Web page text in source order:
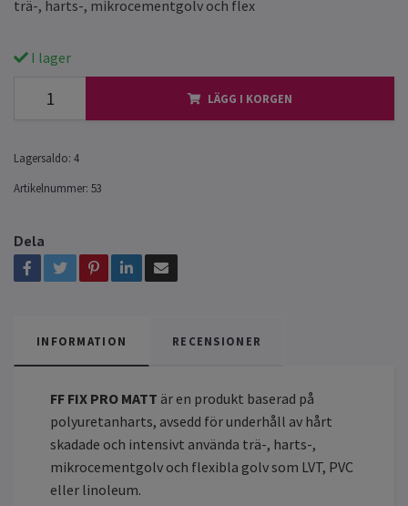
trä-, harts-, mikrocementgolv och flex
I lager
LÄGG I KORGEN
Lagersaldo: 4
Artikelnummer: 53
Dela
INFORMATION RECENSIONER
FF FIX PRO MATT är en produkt baserad på
polyuretanharts, avsedd för underhåll av hårt
skadade och intensivt använda trä-, harts-,
mikrocementgolv och flexibla golv som LVT, PVC
eller linoleum.